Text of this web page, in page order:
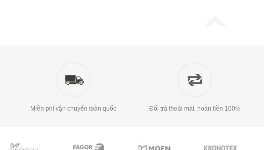
Miễn phí vận chuyển toàn quốc Đổi trả thoải mái, hoàn tiền 100%